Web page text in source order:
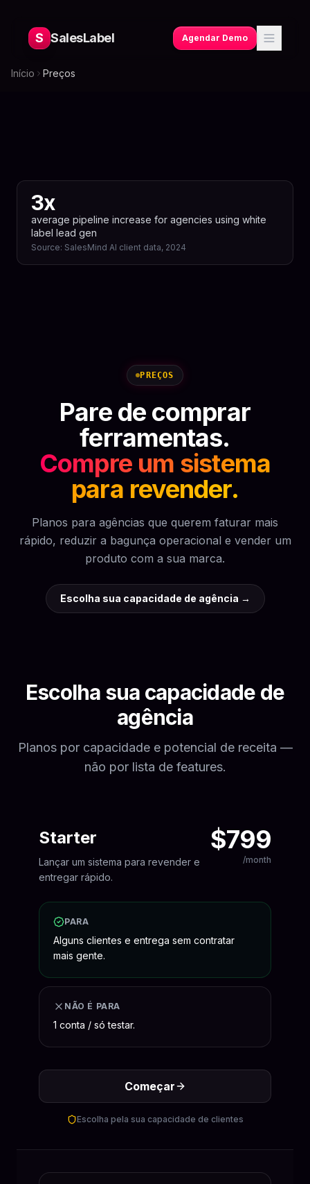
S SalesLabel Agendar Demo
Início Preços
3x
average pipeline increase for agencies using white
label lead gen
Source: SalesMind AI client data, 2024
PREÇOS
Pare de comprar
ferramentas.
Compre um sistema
para revender.
Planos para agências que querem faturar mais
rápido, reduzir a bagunça operacional e vender um
produto com a sua marca.
Escolha sua capacidade de agência →
Escolha sua capacidade de
agência
Planos por capacidade e potencial de receita —
não por lista de features.
Starter
Lançar um sistema para revender e
entregar rápido.
$799
/month
PARA
Alguns clientes e entrega sem contratar
mais gente.
NÃO É PARA
1 conta / só testar.
Começar
Escolha pela sua capacidade de clientes